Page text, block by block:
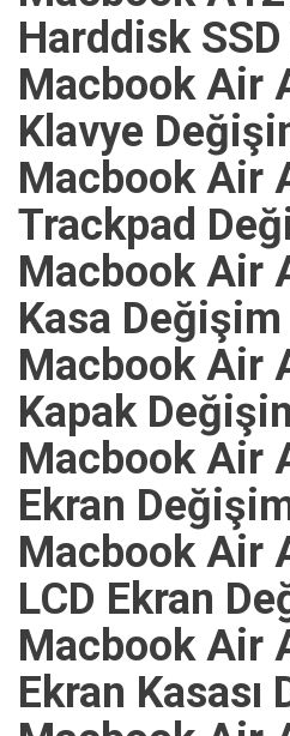
Harddisk
Macbook Air
Klavye
Macbook Air
Trackpad
Macbook Air
Kasa Değişim
Macbook Air
Kapak
Macbook Air
Ekran
Macbook Air
LCD Ekran
Macbook Air
Ekran Kasası